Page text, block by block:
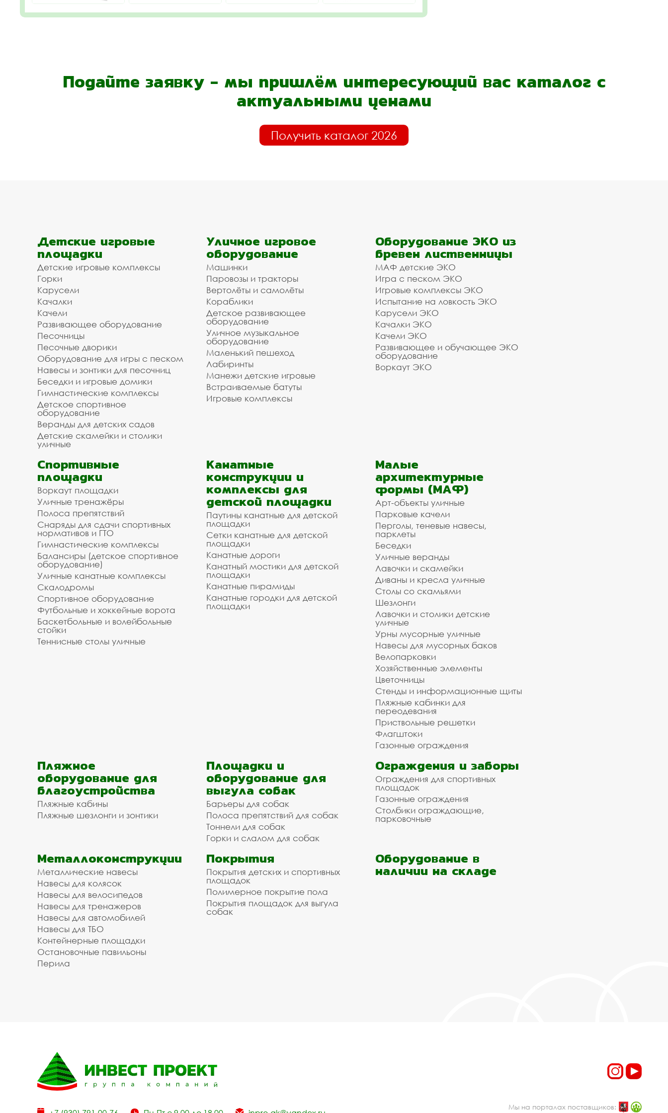
Подайте заявку - мы пришлём интересующий вас каталог с
актуальными ценами
Получить каталог 2026
Детские игровые
площадки
Детские игровые комплексы
Горки
Карусели
Качалки
Качели
Развивающее оборудование
Песочницы
Песочные дворики
Оборудование для игры с песком
Навесы и зонтики для песочниц
Беседки и игровые домики
Гимнастические комплексы
Детское спортивное
оборудование
Веранды для детских садов
Детские скамейки и столики
уличные
Уличное игровое
оборудование
Машинки
Паровозы и тракторы
Вертолёты и самолёты
Кораблики
Детское развивающее
оборудование
Уличное музыкальное
оборудование
Маленький пешеход
Лабиринты
Манежи детские игровые
Встраиваемые батуты
Игровые комплексы
Оборудование ЭКО из
бревен лиственницы
МАФ детские ЭКО
Игра с песком ЭКО
Игровые комплексы ЭКО
Испытание на ловкость ЭКО
Карусели ЭКО
Качалки ЭКО
Качели ЭКО
Развивающее и обучающее ЭКО
оборудование
Воркаут ЭКО
Спортивные
площадки
Воркаут площадки
Уличные тренажёры
Полоса препятствий
Снаряды для сдачи спортивных
нормативов и ГТО
Гимнастические комплексы
Балансиры (детское спортивное
оборудование)
Уличные канатные комплексы
Скалодромы
Спортивное оборудование
Футбольные и хоккейные ворота
Баскетбольные и волейбольные
стойки
Теннисные столы уличные
Канатные
конструкции и
комплексы для
детской площадки
Паутины канатные для детской
площадки
Сетки канатные для детской
площадки
Канатные дороги
Канатный мостики для детской
площадки
Канатные пирамиды
Канатные городки для детской
площадки
Малые
архитектурные
формы (МАФ)
Арт-объекты уличные
Парковые качели
Перголы, теневые навесы,
парклеты
Беседки
Уличные веранды
Лавочки и скамейки
Диваны и кресла уличные
Столы со скамьями
Шезлонги
Лавочки и столики детские
уличные
Урны мусорные уличные
Навесы для мусорных баков
Велопарковки
Хозяйственные элементы
Цветочницы
Стенды и информационные щиты
Пляжные кабинки для
переодевания
Приствольные решетки
Флагштоки
Газонные ограждения
Пляжное
оборудование для
благоустройства
Пляжные кабины
Пляжные шезлонги и зонтики
Площадки и
оборудование для
выгула собак
Барьеры для собак
Полоса препятствий для собак
Тоннели для собак
Горки и слалом для собак
Ограждения и заборы
Ограждения для спортивных
площадок
Газонные ограждения
Столбики ограждающие,
парковочные
Металлоконструкции
Металлические навесы
Навесы для колясок
Навесы для велосипедов
Навесы для тренажеров
Навесы для автомобилей
Навесы для ТБО
Контейнерные площадки
Остановочные павильоны
Перила
Покрытия
Покрытия детских и спортивных
площадок
Полимерное покрытие пола
Покрытия площадок для выгула
собак
Оборудование в
наличии на складе
Мы на порталах поставщиков: